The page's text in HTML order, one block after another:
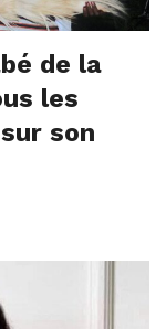
de la
les
son